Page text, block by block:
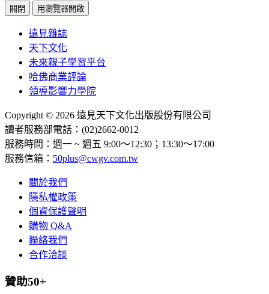
關閉 用瀏覽器開啟
遠見雜誌
天下文化
未來親子學習平台
哈佛商業評論
領導影響力學院
Copyright © 2026 遠見天下文化出版股份有限公司
讀者服務部電話：(02)2662-0012
服務時間：週一 ~ 週五 9:00～12:30；13:30～17:00
服務信箱： 50plus@cwgv.com.tw
關於我們
隱私權政策
個資保護聲明
購物 Q&A
聯絡我們
合作洽談
贊助50+